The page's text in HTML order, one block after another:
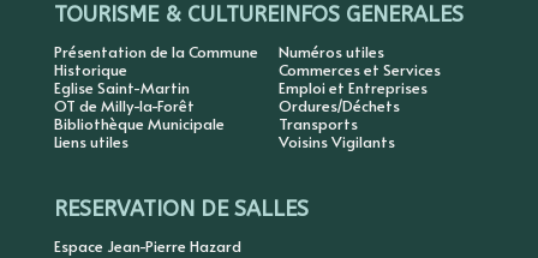
TOURISME & CULTURE
Présentation de la Commune
Historique
Eglise Saint-Martin
OT de Milly-la-Forêt
Bibliothèque Municipale
Liens utiles
INFOS GENERALES
Numéros utiles
Commerces et Services
Emploi et Entreprises
Ordures/Déchets
Transports
Voisins Vigilants
RESERVATION DE SALLES
Espace Jean-Pierre Hazard